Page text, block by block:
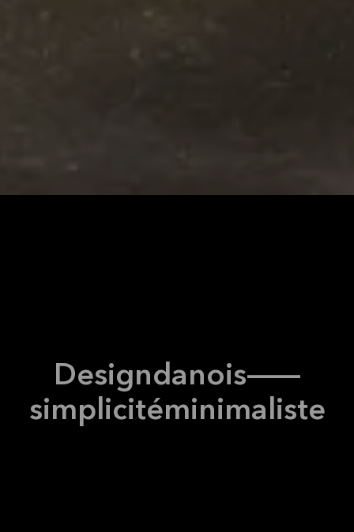
Designdanois--
simplicitéminimaliste